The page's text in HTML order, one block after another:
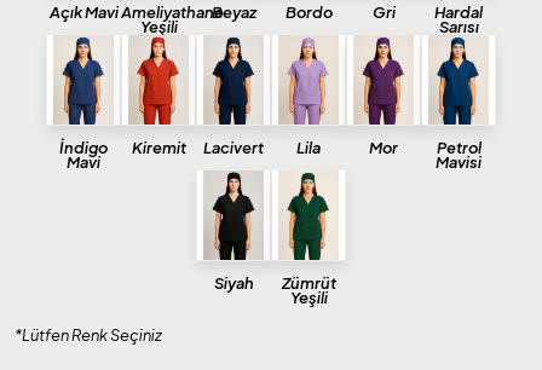
Açık MaviAmeliyathane
Yeşili
Beyaz Bordo Gri Hardal
Sarısı
İndigo
Mavi
Kiremit Lacivert Lila Mor Petrol
Mavisi
Siyah Zümrüt
Yeşili
*Lütfen Renk Seçiniz